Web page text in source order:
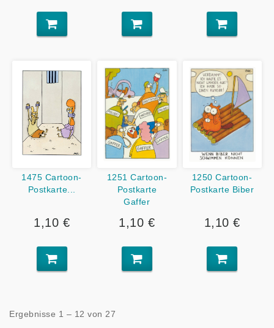
1475 Cartoon-
Postkarte...
1,10 €
1251 Cartoon-
Postkarte
Gaffer
1,10 €
1250 Cartoon-
Postkarte Biber
1,10 €
Ergebnisse 1 – 12 von 27